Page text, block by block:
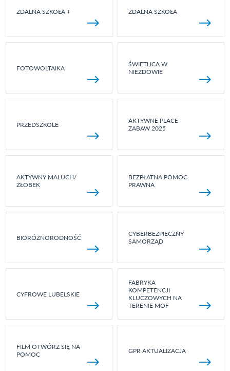
ZDALNA SZKOŁA + ZDALNA SZKOŁA
FOTOWOLTAIKA
ŚWIETLICA W
NIEZDOWIE
PRZEDSZKOLE
AKTYWNE PLACE
ZABAW 2025
AKTYWNY MALUCH/
ŻŁOBEK
BEZPŁATNA POMOC
PRAWNA
BIORÓŻNORODNOŚĆ
CYBERBEZPIECZNY
SAMORZĄD
CYFROWE LUBELSKIE
FABRYKA
KOMPETENCJI
KLUCZOWYCH NA
TERENIE MOF
FILM OTWÓRZ SIĘ NA
POMOC
GPR AKTUALIZACJA